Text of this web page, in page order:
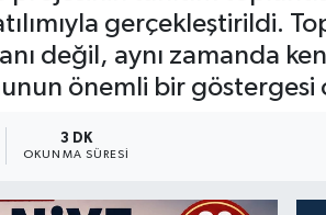
gerçekleştirildi.
değil, aynı zamanda
önemli bir
3 DK
OKUNMA SÜRESI